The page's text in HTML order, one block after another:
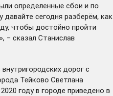
определенные сбои и по
сегодня разберём, как
чтобы достойно пройти
– сказал Станислав
дорог с
Тейково Светлана
году в городе приведено в